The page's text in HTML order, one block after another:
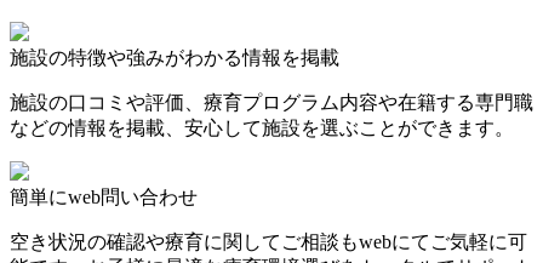
施設の特徴や強みがわかる情報を掲載
施設の口コミや評価、療育プログラム内容や在籍する専門職
などの情報を掲載、安心して施設を選ぶことができます。
簡単にweb問い合わせ
空き状況の確認や療育に関してご相談もwebにてご気軽に可